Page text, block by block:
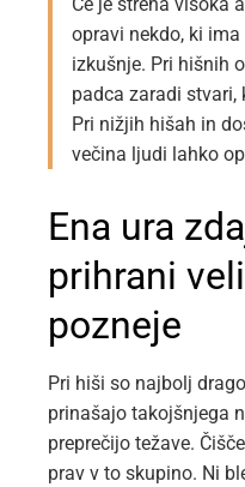
Če je streha visoka
opravi nekdo, ki
izkušnje. Pri hišnih
padca zaradi stvari,
Pri nižjih hišah in
večina ljudi lahko
Ena ura
prihrani
pozneje
Pri hiši so najbolj
prinašajo takojšnjega
preprečijo težave.
prav v to skupino. Ni